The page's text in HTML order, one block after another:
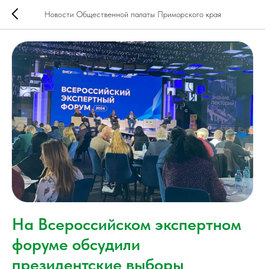
Новости Общественной палаты Приморского края
На Всероссийском экспертном
форуме обсудили
президентские выборы